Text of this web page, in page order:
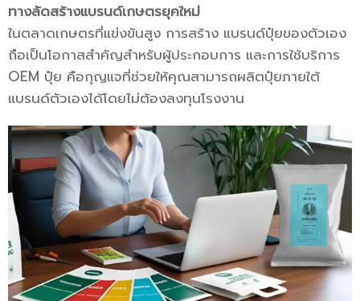
ทางลัดสร้างแบรนด์เกษตรยุคใหม่
ในตลาดเกษตรที่แข่งขันสูง การสร้าง แบรนด์ปุ๋ยของตัวเอง
ถือเป็นโอกาสสำคัญสำหรับผู้ประกอบการ และการใช้บริการ
OEM ปุ๋ย คือกุญแจที่ช่วยให้คุณสามารถผลิตปุ๋ยภายใต้
แบรนด์ตัวเองได้โดยไม่ต้องลงทุนโรงงาน